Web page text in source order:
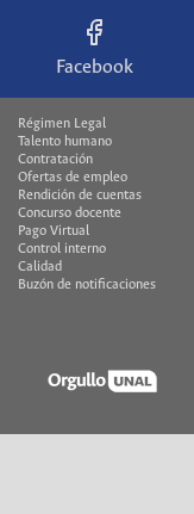
Facebook
Régimen Legal
Talento humano
Contratación
Ofertas de empleo
Rendición de cuentas
Concurso docente
Pago Virtual
Control interno
Calidad
Buzón de notificaciones